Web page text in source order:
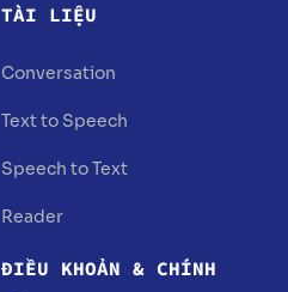
TÀI LIỆU
Conversation
Text to Speech
Speech to Text
Reader
ĐIỀU KHOẢN & CHÍNH